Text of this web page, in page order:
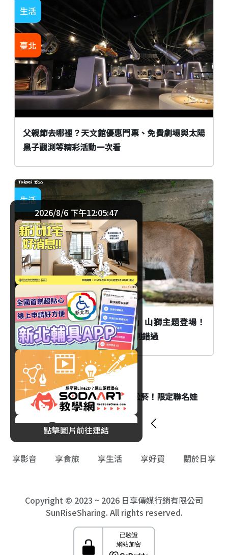
父親節去哪裡？天文館優惠門票、免費劇場與太陽
黑子觀測等精彩活動一次看
生活
臺北
台北市立動物園「夜間動物園」山獅主題登場！
Keeper's Talk資訊與精彩活動別錯過
生活
臺北
生活
史努比藝術快閃8/6進駐台北松菸！限定聯名娃
娃同步登場
2026/8/6 下午12:05:47
點擊圖片前往連結
享影音 享食旅 享生活 享好買 關於日享
Copyright © 2023 ~ 2026 日享傳媒行銷有限公司
SunRiseSharing. All rights reserved.